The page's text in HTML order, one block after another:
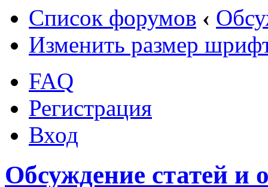
Список форумов ‹
Изменить размер
FAQ
Регистрация
Вход
Обсуждение статей и